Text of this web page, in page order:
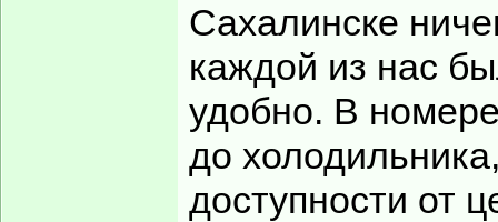
Сахалинске
каждой из нас
удобно. В
до
доступности от